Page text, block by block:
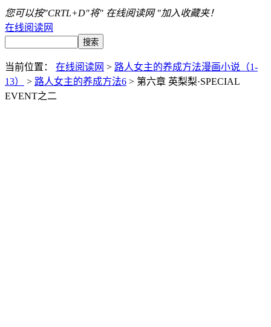
您可以按"CRTL+D"将" 在线阅读网 "加入收藏夹！
在线阅读网
当前位置： 在线阅读网 > 路人女主的养成方法漫画小说（1-
13）
> 路人女主的养成方法6 > 第六章 英梨梨·SPECIAL
EVENT之二